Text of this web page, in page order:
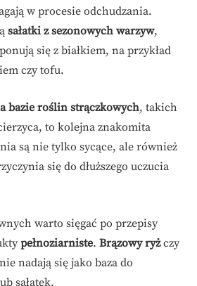
w procesie odchudzania.
sałatki z sezonowych warzyw,
się z białkiem, na przykład
czy tofu.
bazie roślin strączkowych, takich
to kolejna znakomita
są nie tylko sycące, ale również
się do dłuższego uczucia
warto sięgać po przepisy
pełnoziarniste. Brązowy ryżczy
nadają się jako baza do
sałatek.